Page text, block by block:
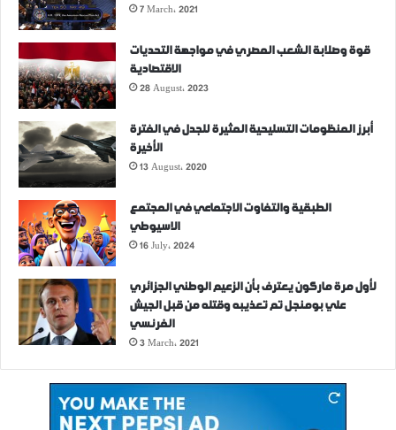
7 March، 2021
قوة وصلابة الشعب المصري في مواجهة التحديات
الاقتصادية
28 August، 2023
أبرز المنظومات التسليحية المثيرة للجدل في الفترة
الأخيرة
13 August، 2020
الطبقية والتفاوت الاجتماعي في المجتمع
الاسيوطي
16 July، 2024
لأول مرة ماركون يعترف بأن الزعيم الوطني الجزائري
علي بومنجل تم تعذيبه وقتله من قبل الجيش
الفرنسي
3 March، 2021